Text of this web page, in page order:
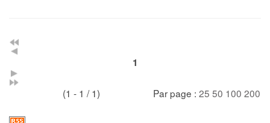
1
(1 - 1 / 1) Par page : 25 50 100 200